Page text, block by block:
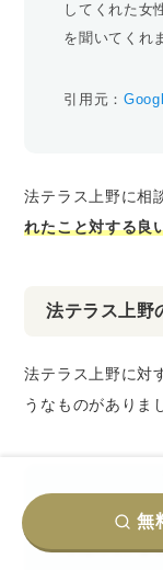
してくれた女
を聞いてくれ
引用元：
法テラス上野に相
れたこと対する良
法テラス上野
法テラス上野に対
うなものがありま
法テラスに相
ったので、ま
無